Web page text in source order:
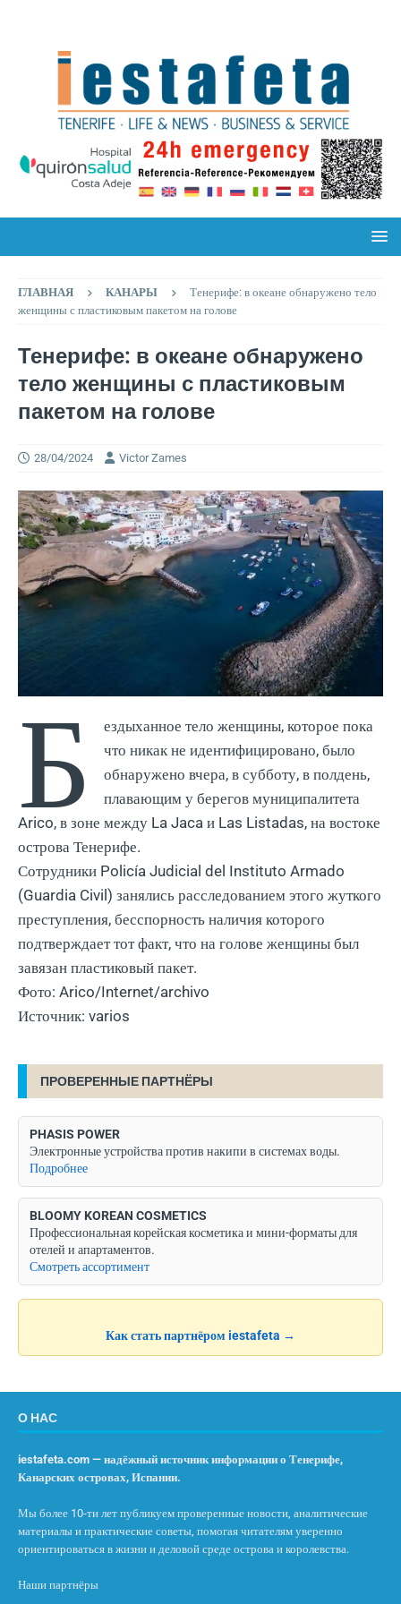
ГЛАВНАЯ КАНАРЫ
Тенерифе: в океане обнаружено тело
женщины с пластиковым пакетом на голове
Тенерифе: в океане обнаружено
тело женщины с пластиковым
пакетом на голове
28/04/2024 Victor Zames
Б
ездыханное тело женщины, которое пока
что никак не идентифицировано, было
обнаружено вчера, в субботу, в полдень,
плавающим у берегов муниципалитета
Arico, в зоне между La Jaca и Las Listadas, на востоке
острова Тенерифе.
Сотрудники Policía Judicial del Instituto Armado
(Guardia Civil) занялись расследованием этого жуткого
преступления, бесспорность наличия которого
подтверждает тот факт, что на голове женщины был
завязан пластиковый пакет.
Фото: Arico/Internet/archivo
Источник: varios
ПРОВЕРЕННЫЕ ПАРТНЁРЫ
PHASIS POWER
Электронные устройства против накипи в системах воды.
Подробнее
BLOOMY KOREAN COSMETICS
Профессиональная корейская косметика и мини-форматы для
отелей и апартаментов.
Смотреть ассортимент
Как стать партнёром iestafeta →
О НАС
iestafeta.com — надёжный источник информации о Тенерифе,
Канарских островах, Испании.
Мы более 10-ти лет публикуем проверенные новости, аналитические
материалы и практические советы, помогая читателям уверенно
ориентироваться в жизни и деловой среде острова и королевства.
Наши партнёры